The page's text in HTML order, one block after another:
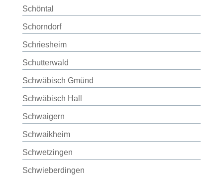
Schöntal
Schorndorf
Schriesheim
Schutterwald
Schwäbisch Gmünd
Schwäbisch Hall
Schwaigern
Schwaikheim
Schwetzingen
Schwieberdingen